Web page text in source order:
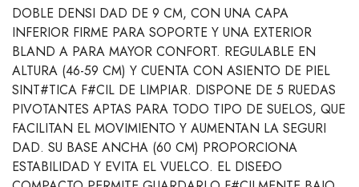
DOBLE DENSI DAD DE 9 CM, CON UNA CAPA
INFERIOR FIRME PARA SOPORTE Y UNA EXTERIOR
BLAND A PARA MAYOR CONFORT. REGULABLE EN
ALTURA (46-59 CM) Y CUENTA CON ASIENTO DE PIEL
SINT#TICA F#CIL DE LIMPIAR. DISPONE DE 5 RUEDAS
PIVOTANTES APTAS PARA TODO TIPO DE SUELOS, QUE
FACILITAN EL MOVIMIENTO Y AUMENTAN LA SEGURI
DAD. SU BASE ANCHA (60 CM) PROPORCIONA
ESTABILIDAD Y EVITA EL VUELCO. EL DISEÐO